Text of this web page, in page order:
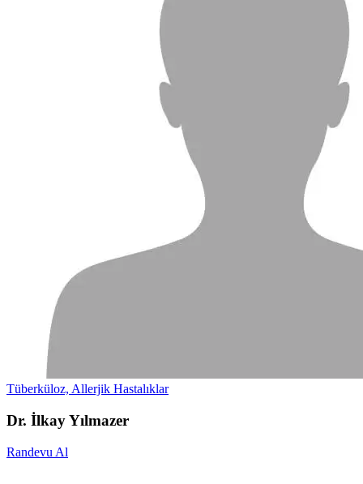
Tüberküloz, Allerjik Hastalıklar
Dr. İlkay Yılmazer
Randevu Al